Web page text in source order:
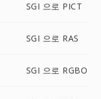
SGI 으로 PICT
SGI 으로 RAS
SGI 으로 RGBO